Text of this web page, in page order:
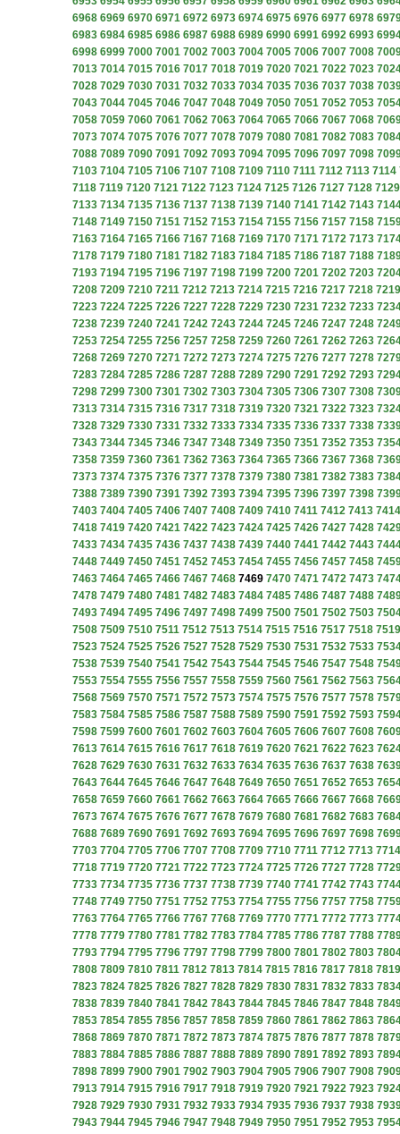
6968 6969 6970 6971 6972 6973 6974 6975 6976 6977 6978
6983 6984 6985 6986 6987 6988 6989 6990 6991 6992 6993
6998 6999 7000 7001 7002 7003 7004 7005 7006 7007 7008
7013 7014 7015 7016 7017 7018 7019 7020 7021 7022 7023
7028 7029 7030 7031 7032 7033 7034 7035 7036 7037 7038
7043 7044 7045 7046 7047 7048 7049 7050 7051 7052 7053
7058 7059 7060 7061 7062 7063 7064 7065 7066 7067 7068
7073 7074 7075 7076 7077 7078 7079 7080 7081 7082 7083
7088 7089 7090 7091 7092 7093 7094 7095 7096 7097 7098
7103 7104 7105 7106 7107 7108 7109 7110 7111 7112 7113 7114
7118 7119 7120 7121 7122 7123 7124 7125 7126 7127 7128 7129
7133 7134 7135 7136 7137 7138 7139 7140 7141 7142 7143
7148 7149 7150 7151 7152 7153 7154 7155 7156 7157 7158
7163 7164 7165 7166 7167 7168 7169 7170 7171 7172 7173
7178 7179 7180 7181 7182 7183 7184 7185 7186 7187 7188
7193 7194 7195 7196 7197 7198 7199 7200 7201 7202 7203
7208 7209 7210 7211 7212 7213 7214 7215 7216 7217 7218 7219
7223 7224 7225 7226 7227 7228 7229 7230 7231 7232 7233
7238 7239 7240 7241 7242 7243 7244 7245 7246 7247 7248
7253 7254 7255 7256 7257 7258 7259 7260 7261 7262 7263
7268 7269 7270 7271 7272 7273 7274 7275 7276 7277 7278
7283 7284 7285 7286 7287 7288 7289 7290 7291 7292 7293
7298 7299 7300 7301 7302 7303 7304 7305 7306 7307 7308
7313 7314 7315 7316 7317 7318 7319 7320 7321 7322 7323
7328 7329 7330 7331 7332 7333 7334 7335 7336 7337 7338
7343 7344 7345 7346 7347 7348 7349 7350 7351 7352 7353
7358 7359 7360 7361 7362 7363 7364 7365 7366 7367 7368
7373 7374 7375 7376 7377 7378 7379 7380 7381 7382 7383
7388 7389 7390 7391 7392 7393 7394 7395 7396 7397 7398
7403 7404 7405 7406 7407 7408 7409 7410 7411 7412 7413 7414
7418 7419 7420 7421 7422 7423 7424 7425 7426 7427 7428
7433 7434 7435 7436 7437 7438 7439 7440 7441 7442 7443
7448 7449 7450 7451 7452 7453 7454 7455 7456 7457 7458
7463 7464 7465 7466 7467 7468 7469 7470 7471 7472 7473
7478 7479 7480 7481 7482 7483 7484 7485 7486 7487 7488
7493 7494 7495 7496 7497 7498 7499 7500 7501 7502 7503
7508 7509 7510 7511 7512 7513 7514 7515 7516 7517 7518 7519
7523 7524 7525 7526 7527 7528 7529 7530 7531 7532 7533
7538 7539 7540 7541 7542 7543 7544 7545 7546 7547 7548
7553 7554 7555 7556 7557 7558 7559 7560 7561 7562 7563
7568 7569 7570 7571 7572 7573 7574 7575 7576 7577 7578
7583 7584 7585 7586 7587 7588 7589 7590 7591 7592 7593
7598 7599 7600 7601 7602 7603 7604 7605 7606 7607 7608
7613 7614 7615 7616 7617 7618 7619 7620 7621 7622 7623
7628 7629 7630 7631 7632 7633 7634 7635 7636 7637 7638
7643 7644 7645 7646 7647 7648 7649 7650 7651 7652 7653
7658 7659 7660 7661 7662 7663 7664 7665 7666 7667 7668
7673 7674 7675 7676 7677 7678 7679 7680 7681 7682 7683
7688 7689 7690 7691 7692 7693 7694 7695 7696 7697 7698
7703 7704 7705 7706 7707 7708 7709 7710 7711 7712 7713 7714
7718 7719 7720 7721 7722 7723 7724 7725 7726 7727 7728
7733 7734 7735 7736 7737 7738 7739 7740 7741 7742 7743
7748 7749 7750 7751 7752 7753 7754 7755 7756 7757 7758
7763 7764 7765 7766 7767 7768 7769 7770 7771 7772 7773
7778 7779 7780 7781 7782 7783 7784 7785 7786 7787 7788
7793 7794 7795 7796 7797 7798 7799 7800 7801 7802 7803
7808 7809 7810 7811 7812 7813 7814 7815 7816 7817 7818 7819
7823 7824 7825 7826 7827 7828 7829 7830 7831 7832 7833
7838 7839 7840 7841 7842 7843 7844 7845 7846 7847 7848
7853 7854 7855 7856 7857 7858 7859 7860 7861 7862 7863
7868 7869 7870 7871 7872 7873 7874 7875 7876 7877 7878
7883 7884 7885 7886 7887 7888 7889 7890 7891 7892 7893
7898 7899 7900 7901 7902 7903 7904 7905 7906 7907 7908
7913 7914 7915 7916 7917 7918 7919 7920 7921 7922 7923
7928 7929 7930 7931 7932 7933 7934 7935 7936 7937 7938
7943 7944 7945 7946 7947 7948 7949 7950 7951 7952 7953